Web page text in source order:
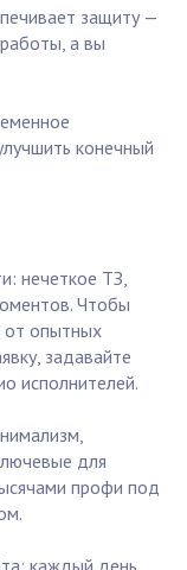
защиту —
а вы
конечный
нечеткое ТЗ,
Чтобы
от опытных
задавайте
исполнителей.
для
профи под